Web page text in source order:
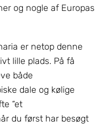
og nogle af Europas
er netop denne
lille plads. På få
både
dale og kølige
“et
du først har besøgt